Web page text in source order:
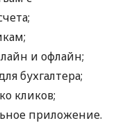
и офлайн;
бухгалтера;
кликов;
приложение.